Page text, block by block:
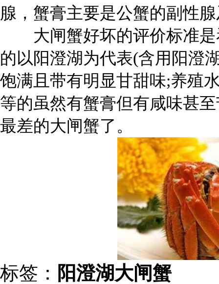
腺，蟹膏主要是公蟹的副性
大闸蟹好坏的评价标准是
的以阳澄湖为代表(含用阳澄
饱满且带有明显甘甜味;养殖
等的虽然有蟹膏但有咸味甚
最差的大闸蟹了。
标签： 阳澄湖大闸蟹